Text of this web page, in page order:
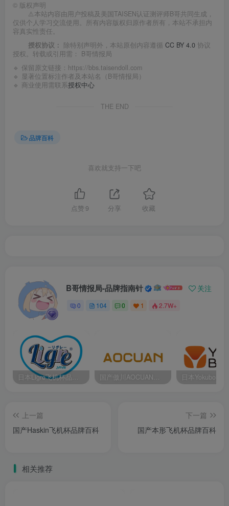
© 版权声明
⚠️本站内容由用户投稿及美国TAISEN认证测评师B哥共同生成，
仅供个人学习交流使用。所有内容版权归原作者所有，本站不承担内
容真实性责任。
授权协议： 除特别声明外，本站原创内容遵循 CC BY 4.0 协议
授权。转载或引用需： B哥情报局
🔹 保留原文链接： https://bbs.taisendoll.com
🔹 显著位置标注作者及本站名（B哥情报局）
🔹 商业使用需联系授权中心
THE END
品牌百科
喜欢就支持一下吧
点赞 9 分享 收藏
B哥情报局-品牌指南针 关注
0 104 0 1 2.7W+
日本Ligre飞机杯品牌百科 国产傲川AOCUAN飞机杯品牌百科
上一篇
国产Haskin飞机杯品牌百科
下一篇
国产本形飞机杯品牌百科
相关推荐